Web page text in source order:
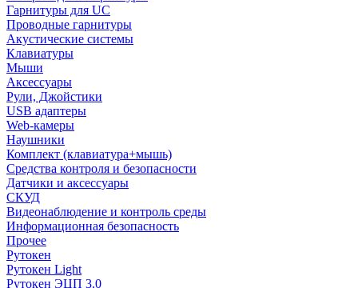
Гарнитуры для UC
Проводные гарнитуры
Акустические системы
Клавиатуры
Мыши
Аксессуары
Рули, Джойстики
USB адаптеры
Web-камеры
Наушники
Комплект (клавиатура+мышь)
Средства контроля и безопасности
Датчики и аксессуары
СКУД
Видеонаблюдение и контроль среды
Информационная безопасность
Прочее
Рутокен
Рутокен Light
Рутокен ЭЦП 3.0